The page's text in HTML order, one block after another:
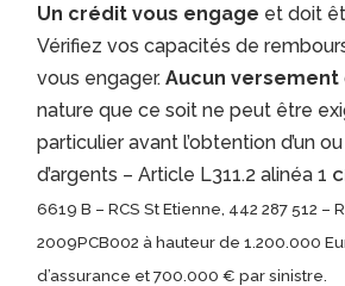
Un crédit vous engage et doit
Vérifiez vos capacités de
vous engager.Aucun versement
nature que ce soit ne peut être
particulier avant l’obtention d’un
d’argents – Article L311.2 alinéa 1
6619 B – RCS St Etienne, 442 287 512 –
2009PCB002 à hauteur de 1.200.000
d’assurance et 700.000 € par sinistre.